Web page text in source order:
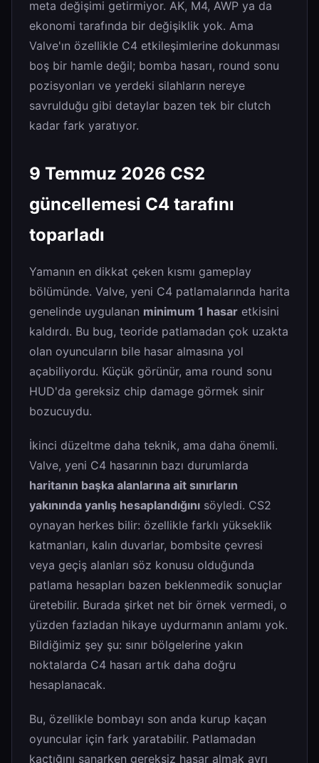
meta değişimi getirmiyor. AK, M4, AWP ya da
ekonomi tarafında bir değişiklik yok. Ama
Valve'ın özellikle C4 etkileşimlerine dokunması
boş bir hamle değil; bomba hasarı, round sonu
pozisyonları ve yerdeki silahların nereye
savrulduğu gibi detaylar bazen tek bir clutch
kadar fark yaratıyor.
9 Temmuz 2026 CS2
güncellemesi C4 tarafını
toparladı
Yamanın en dikkat çeken kısmı gameplay
bölümünde. Valve, yeni C4 patlamalarında harita
genelinde uygulanan minimum 1 hasar etkisini
kaldırdı. Bu bug, teoride patlamadan çok uzakta
olan oyuncuların bile hasar almasına yol
açabiliyordu. Küçük görünür, ama round sonu
HUD'da gereksiz chip damage görmek sinir
bozucuydu.
İkinci düzeltme daha teknik, ama daha önemli.
Valve, yeni C4 hasarının bazı durumlarda
haritanın başka alanlarına ait sınırların
yakınında yanlış hesaplandığını söyledi. CS2
oynayan herkes bilir: özellikle farklı yükseklik
katmanları, kalın duvarlar, bombsite çevresi
veya geçiş alanları söz konusu olduğunda
patlama hesapları bazen beklenmedik sonuçlar
üretebilir. Burada şirket net bir örnek vermedi, o
yüzden fazladan hikaye uydurmanın anlamı yok.
Bildiğimiz şey şu: sınır bölgelerine yakın
noktalarda C4 hasarı artık daha doğru
hesaplanacak.
Bu, özellikle bombayı son anda kurup kaçan
oyuncular için fark yaratabilir. Patlamadan
kaçtığını sanarken gereksiz hasar almak ayrı